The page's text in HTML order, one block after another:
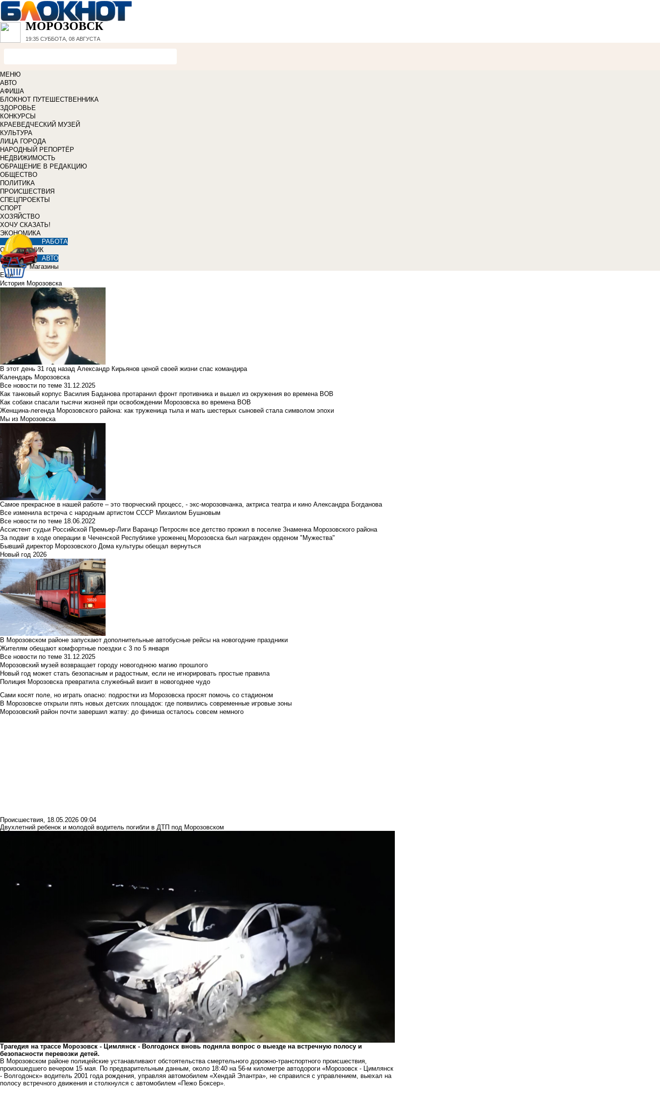
МОРОЗОВСК
19:35 СУББОТА, 08 АВГУСТА
МЕНЮ
АВТО
АФИША
БЛОКНОТ ПУТЕШЕСТВЕННИКА
ЗДОРОВЬЕ
КОНКУРСЫ
КРАЕВЕДЧЕСКИЙ МУЗЕЙ
КУЛЬТУРА
ЛИЦА ГОРОДА
НАРОДНЫЙ РЕПОРТЁР
НЕДВИЖИМОСТЬ
ОБРАЩЕНИЕ В РЕДАКЦИЮ
ОБЩЕСТВО
ПОЛИТИКА
ПРОИСШЕСТВИЯ
СПЕЦПРОЕКТЫ
СПОРТ
ХОЗЯЙСТВО
ХОЧУ СКАЗАТЬ!
ЭКОНОМИКА
РАБОТА
СПРАВОЧНИК
АВТО
Магазины
Еще
История Морозовска
В этот день 31 год назад Александр Кирьянов ценой своей жизни спас командира
Календарь Морозовска
Все новости по теме 31.12.2025
Как танковый корпус Василия Баданова протаранил фронт противника и вышел из окружения во времена ВОВ
Как собаки спасали тысячи жизней при освобождении Морозовска во времена ВОВ
Женщина-легенда Морозовского района: как труженица тыла и мать шестерых сыновей стала символом эпохи
Мы из Морозовска
Самое прекрасное в нашей работе – это творческий процесс, - экс-морозовчанка, актриса театра и кино Александра Богданова
Все изменила встреча с народным артистом СССР Михаилом Бушновым
Все новости по теме 18.06.2022
Ассистент судьи Российской Премьер-Лиги Варанцо Петросян все детство прожил в поселке Знаменка Морозовского района
За подвиг в ходе операции в Чеченской Республике уроженец Морозовска был награжден орденом "Мужества"
Бывший директор Морозовского Дома культуры обещал вернуться
Новый год 2026
В Морозовском районе запускают дополнительные автобусные рейсы на новогодние праздники
Жителям обещают комфортные поездки с 3 по 5 января
Все новости по теме 31.12.2025
Морозовский музей возвращает городу новогоднюю магию прошлого
Новый год может стать безопасным и радостным, если не игнорировать простые правила
Полиция Морозовска превратила служебный визит в новогоднее чудо
Сами косят поле, но играть опасно: подростки из Морозовска просят помочь со стадионом
В Морозовске открыли пять новых детских площадок: где появились современные игровые зоны
Морозовский район почти завершил жатву: до финиша осталось совсем немного
Происшествия, 18.05.2026 09:04
Двухлетний ребенок и молодой водитель погибли в ДТП под Морозовском
Трагедия на трассе Морозовск - Цимлянск - Волгодонск вновь подняла вопрос о выезде на встречную полосу и
безопасности перевозки детей.
В Морозовском районе полицейские устанавливают обстоятельства смертельного дорожно-транспортного происшествия,
произошедшего вечером 15 мая. По предварительным данным, около 18:40 на 56-м километре автодороги «Морозовск - Цимлянск
- Волгодонск» водитель 2001 года рождения, управляя автомобилем «Хендай Элантра», не справился с управлением, выехал на
полосу встречного движения и столкнулся с автомобилем «Пежо Боксер».